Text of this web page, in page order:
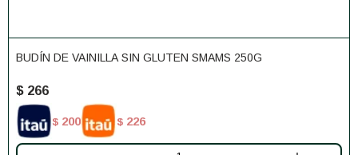
BUDÍN DE VAINILLA SIN GLUTEN SMAMS 250G
$ 266
$ 200 $ 226